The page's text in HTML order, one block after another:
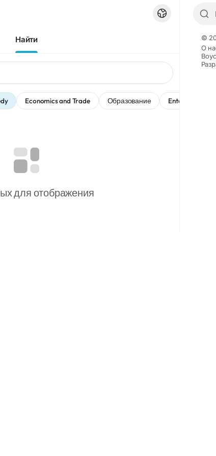
Найти
Economics and Trade Образование Entertainment
для отображения
©
О